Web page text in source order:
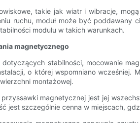
takie jak wiatr i wibracje,
ruchu, moduł może być poddawany
modułu w takich warunkach.
magnetycznego
dotyczących stabilności, mocowanie
o której wspomniano wcześniej.
montażowej.
przyssawki magnetycznej jest jej
jest szczególnie cenna w miejscach,